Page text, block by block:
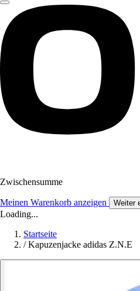
Zwischensumme
Meinen Warenkorb anzeigen Weiter
Loading...
Startseite
/ Kapuzenjacke adidas Z.N.E